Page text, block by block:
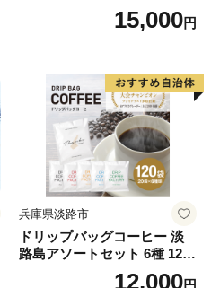
15,000円
兵庫県淡路市
ドリップバッグコーヒー 淡
路島アソートセット 6種 120
袋 飲み比べ コーヒー
12,000